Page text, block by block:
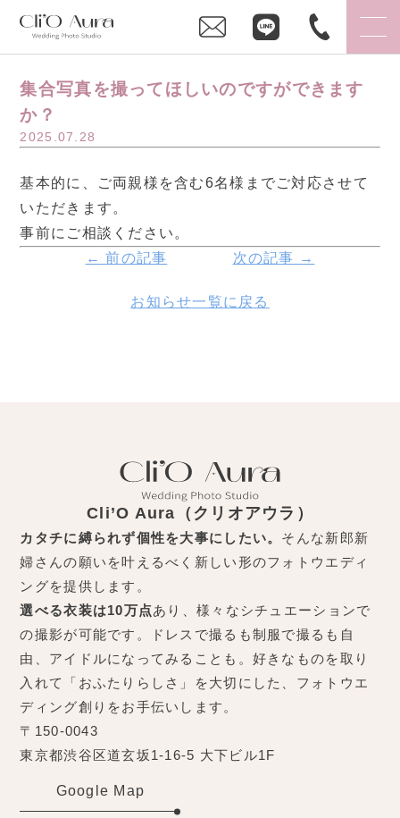
集合写真を撮ってほしいのですができます
か？
2025.07.28
基本的に、ご両親様を含む6名様までご対応させて
いただきます。
事前にご相談ください。
← 前の記事
次の記事 →
お知らせ一覧に戻る
Cli’O Aura（クリオアウラ）
カタチに縛られず個性を大事にしたい。 そんな新郎新
婦さんの願いを叶えるべく新しい形のフォトウエディ
ングを提供します。
選べる衣装は10万点あり、様々なシチュエーションで
の撮影が可能です。ドレスで撮るも制服で撮るも自
由、アイドルになってみることも。好きなものを取り
入れて「おふたりらしさ」を大切にした、フォトウエ
ディング創りをお手伝いします。
〒150-0043
東京都渋谷区道玄坂1-16-5 大下ビル1F
Google Map